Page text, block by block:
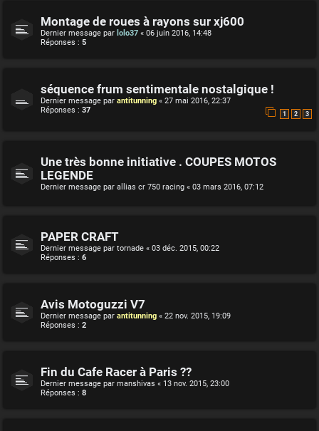
Montage de roues à rayons sur xj600
Dernier message par lolo37 « 06 juin 2016, 14:48
Réponses : 5
séquence frum sentimentale nostalgique !
Dernier message par antitunning « 27 mai 2016, 22:37
Réponses : 37 1 2 3
Une très bonne initiative . COUPES MOTOS
LEGENDE
Dernier message par allias cr 750 racing « 03 mars 2016, 07:12
PAPER CRAFT
Dernier message par tornade « 03 déc. 2015, 00:22
Réponses : 6
Avis Motoguzzi V7
Dernier message par antitunning « 22 nov. 2015, 19:09
Réponses : 2
Fin du Cafe Racer à Paris ??
Dernier message par manshivas « 13 nov. 2015, 23:00
Réponses : 8